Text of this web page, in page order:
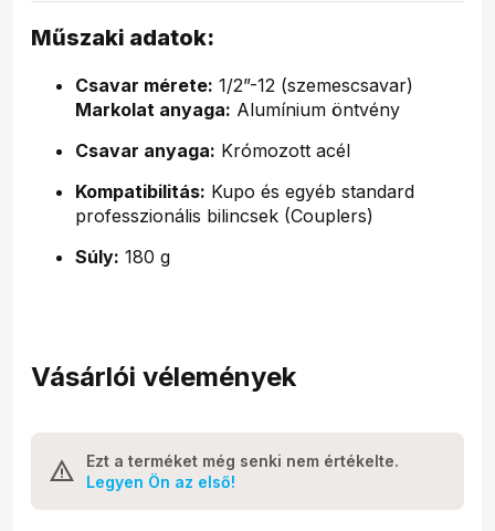
Műszaki adatok:
Csavar mérete: 1/2”-12 (szemescsavar)
Markolat anyaga: Alumínium öntvény
Csavar anyaga: Krómozott acél
Kompatibilitás: Kupo és egyéb standard
professzionális bilincsek (Couplers)
Súly: 180 g
Vásárlói vélemények
Ezt a terméket még senki nem értékelte.
Legyen Ön az első!